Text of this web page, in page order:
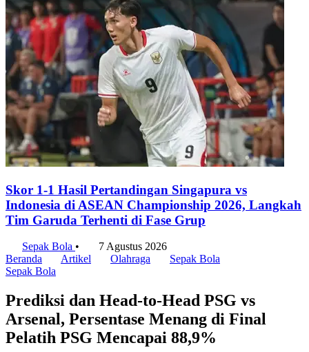
Skor 1-1 Hasil Pertandingan Singapura vs
Indonesia di ASEAN Championship 2026, Langkah
Tim Garuda Terhenti di Fase Grup
Sepak Bola •
7 Agustus 2026
Beranda
Artikel Olahraga
Sepak Bola
Sepak Bola
Prediksi dan Head-to-Head PSG vs
Arsenal, Persentase Menang di Final
Pelatih PSG Mencapai 88,9%